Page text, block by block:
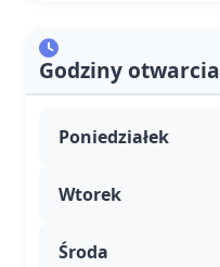
Godziny otwarcia
Poniedziałek
Wtorek
Środa